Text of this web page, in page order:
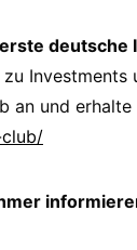
deutsche
an und